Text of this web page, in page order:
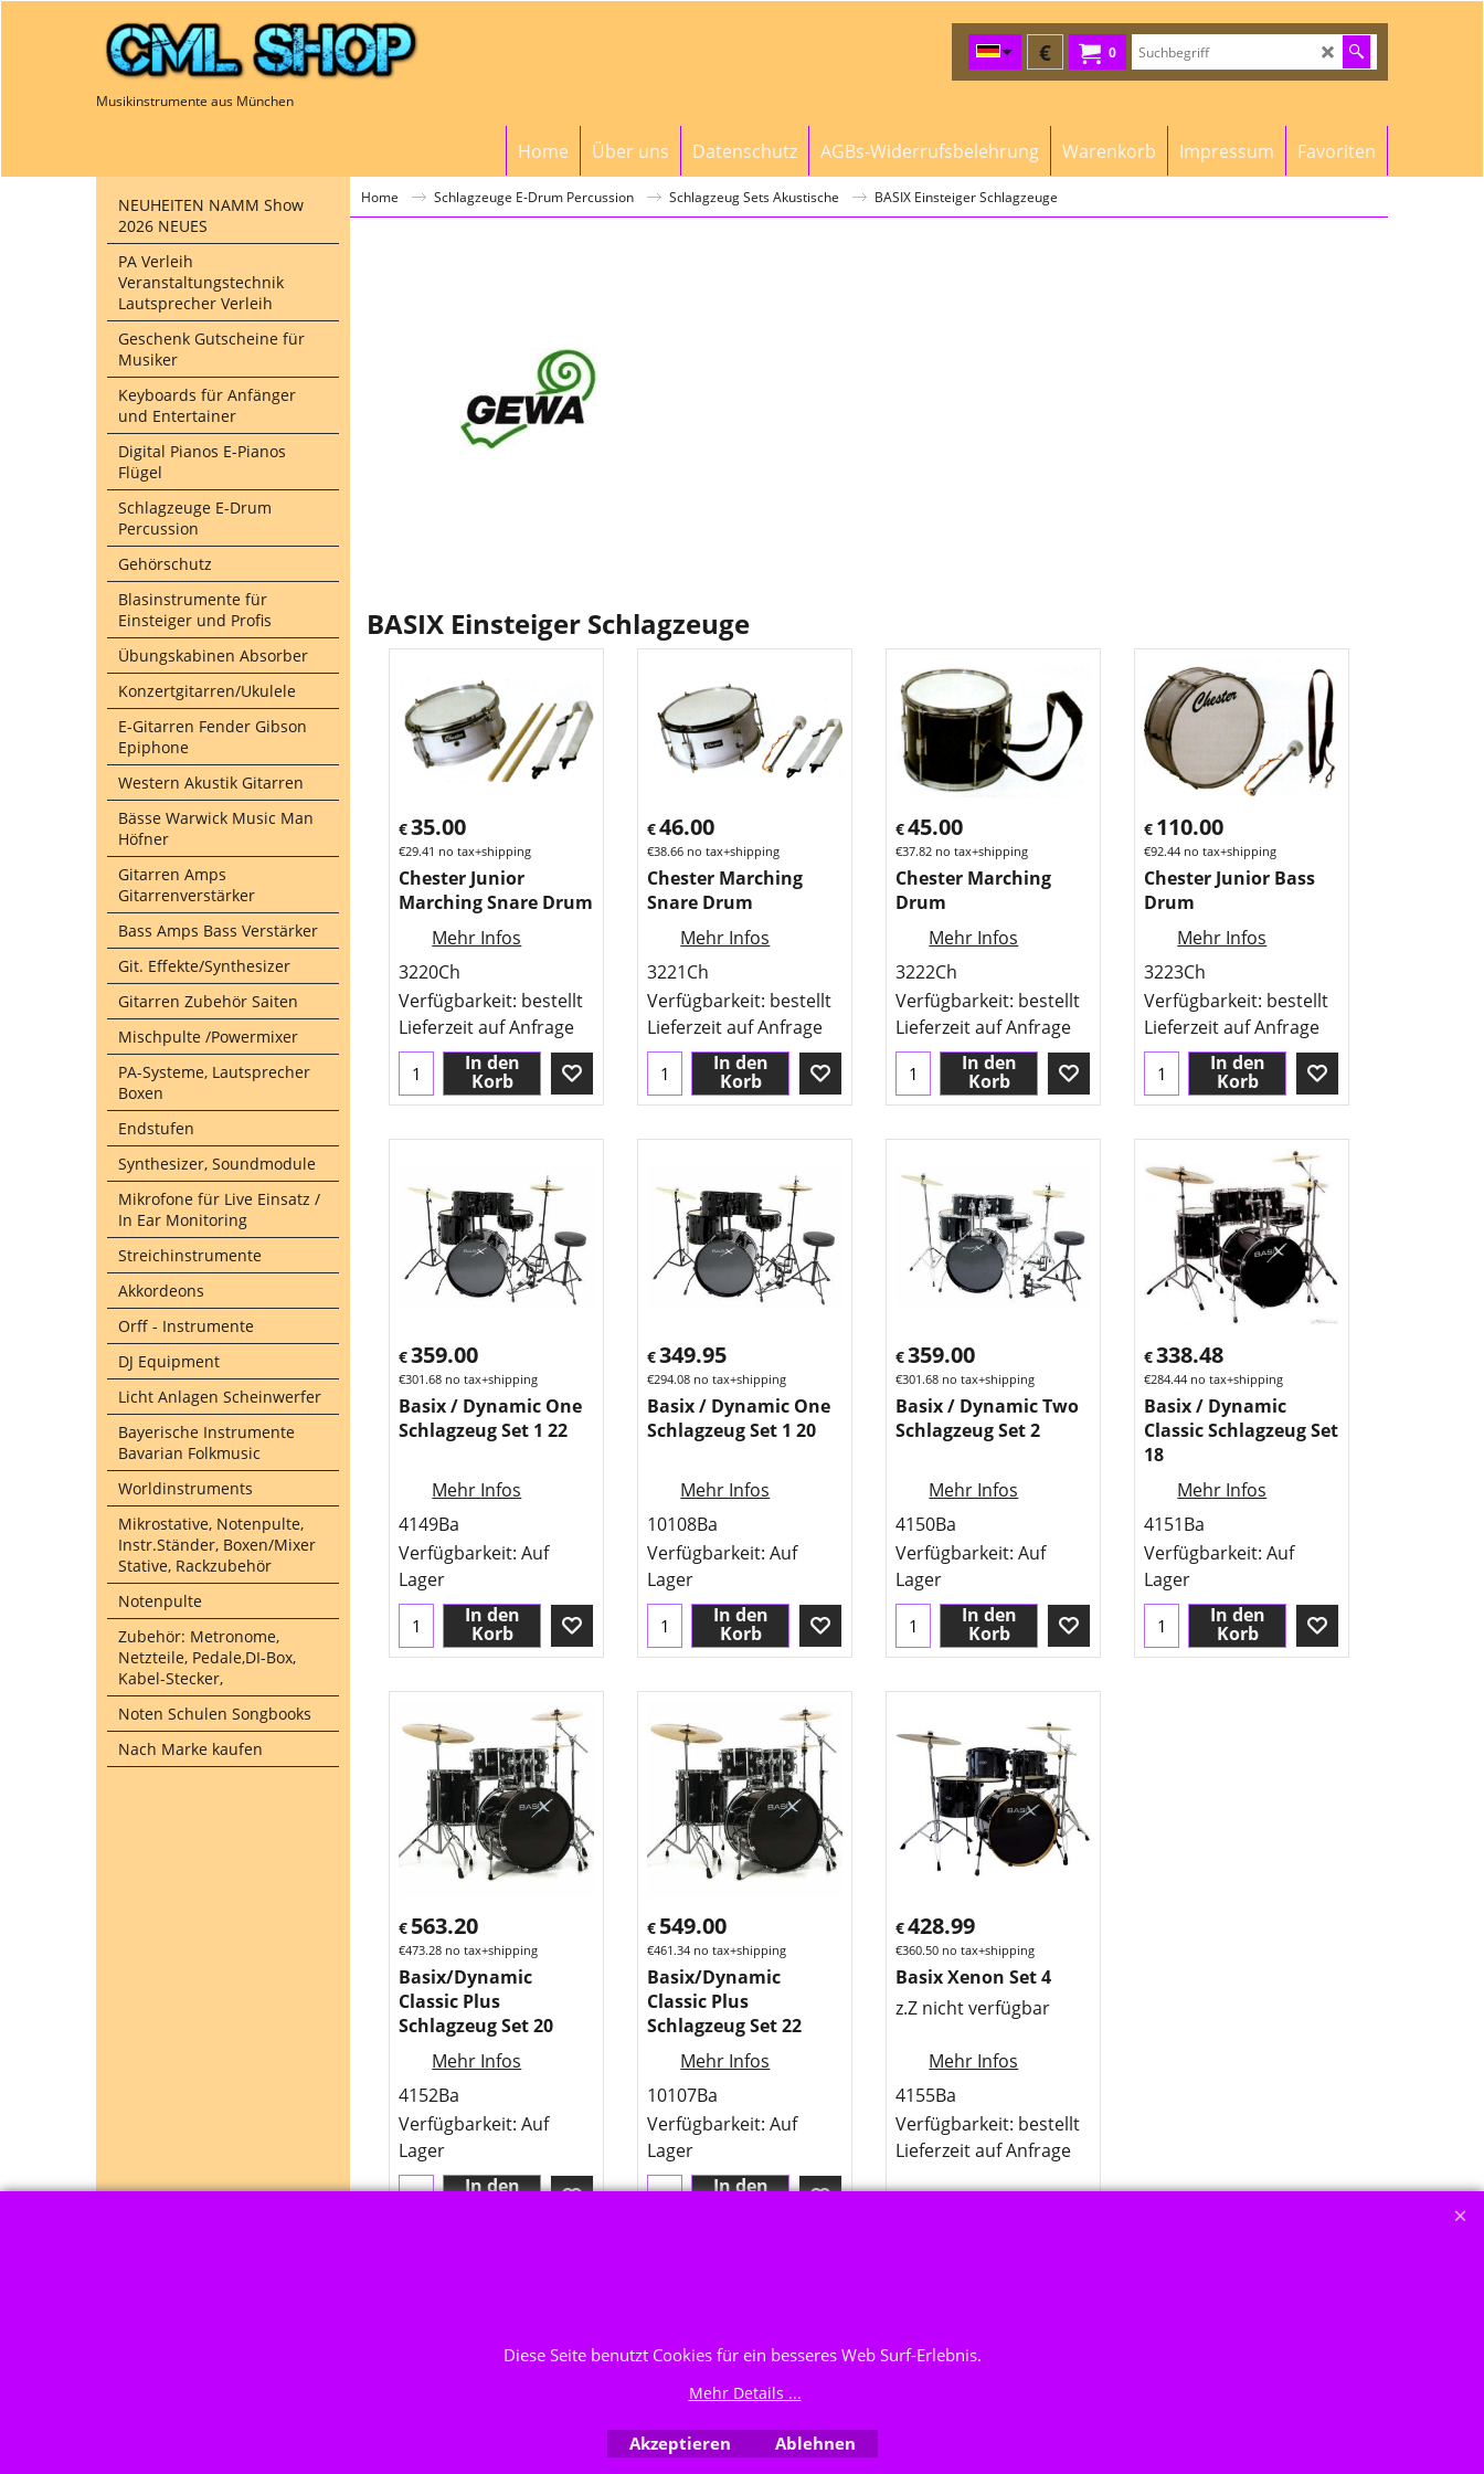
Musikinstrumente aus München
0
€
Home Über uns Datenschutz AGBs-Widerrufsbelehrung Warenkorb Impressum Favoriten
NEUHEITEN NAMM Show
2026 NEUES
PA Verleih
Veranstaltungstechnik
Lautsprecher Verleih
Geschenk Gutscheine für
Musiker
Keyboards für Anfänger
und Entertainer
Digital Pianos E-Pianos
Flügel
Schlagzeuge E-Drum
Percussion
Gehörschutz
Blasinstrumente für
Einsteiger und Profis
Übungskabinen Absorber
Konzertgitarren/Ukulele
E-Gitarren Fender Gibson
Epiphone
Western Akustik Gitarren
Bässe Warwick Music Man
Höfner
Gitarren Amps
Gitarrenverstärker
Bass Amps Bass Verstärker
Git. Effekte/Synthesizer
Gitarren Zubehör Saiten
Mischpulte /Powermixer
PA-Systeme, Lautsprecher
Boxen
Endstufen
Synthesizer, Soundmodule
Mikrofone für Live Einsatz /
In Ear Monitoring
Streichinstrumente
Akkordeons
Orff - Instrumente
DJ Equipment
Licht Anlagen Scheinwerfer
Bayerische Instrumente
Bavarian Folkmusic
Worldinstruments
Mikrostative, Notenpulte,
Instr.Ständer, Boxen/Mixer
Stative, Rackzubehör
Notenpulte
Zubehör: Metronome,
Netzteile, Pedale,DI-Box,
Kabel-Stecker,
Noten Schulen Songbooks
Nach Marke kaufen
Home Schlagzeuge E-Drum Percussion Schlagzeug Sets Akustische BASIX Einsteiger Schlagzeuge
BASIX Einsteiger Schlagzeuge
€35.00
€29.41 no tax+shipping
Chester Junior
Marching Snare Drum
Mehr Infos
3220Ch
Verfügbarkeit: bestellt
Lieferzeit auf Anfrage
In den
Korb
€46.00
€38.66 no tax+shipping
Chester Marching
Snare Drum
Mehr Infos
3221Ch
Verfügbarkeit: bestellt
Lieferzeit auf Anfrage
In den
Korb
€45.00
€37.82 no tax+shipping
Chester Marching
Drum
Mehr Infos
3222Ch
Verfügbarkeit: bestellt
Lieferzeit auf Anfrage
In den
Korb
€ 110.00
€92.44 no tax+shipping
Chester Junior Bass
Drum
Mehr Infos
3223Ch
Verfügbarkeit: bestellt
Lieferzeit auf Anfrage
In den
Korb
€359.00
€301.68 no tax+shipping
Basix / Dynamic One
Schlagzeug Set 1 22
Mehr Infos
4149Ba
Verfügbarkeit: Auf
Lager
In den
Korb
€349.95
€294.08 no tax+shipping
Basix / Dynamic One
Schlagzeug Set 1 20
Mehr Infos
10108Ba
Verfügbarkeit: Auf
Lager
In den
Korb
€359.00
€301.68 no tax+shipping
Basix / Dynamic Two
Schlagzeug Set 2
Mehr Infos
4150Ba
Verfügbarkeit: Auf
Lager
In den
Korb
€338.48
€284.44 no tax+shipping
Basix / Dynamic
Classic Schlagzeug Set
18
Mehr Infos
4151Ba
Verfügbarkeit: Auf
Lager
In den
Korb
€ 563.20
€473.28 no tax+shipping
Basix/Dynamic
Classic Plus
Schlagzeug Set 20
Mehr Infos
4152Ba
Verfügbarkeit: Auf
Lager
In den
€ 549.00
€461.34 no tax+shipping
Basix/Dynamic
Classic Plus
Schlagzeug Set 22
Mehr Infos
10107Ba
Verfügbarkeit: Auf
Lager
In den
€428.99
€360.50 no tax+shipping
Basix Xenon Set 4
z.Z nicht verfügbar
Mehr Infos
4155Ba
Verfügbarkeit: bestellt
Lieferzeit auf Anfrage
Diese Seite benutzt Cookies für ein besseres Web Surf-Erlebnis.
Mehr Details ...
Akzeptieren Ablehnen